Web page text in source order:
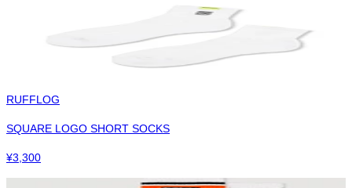
RUFFLOG
SQUARE LOGO SHORT SOCKS
¥3,300